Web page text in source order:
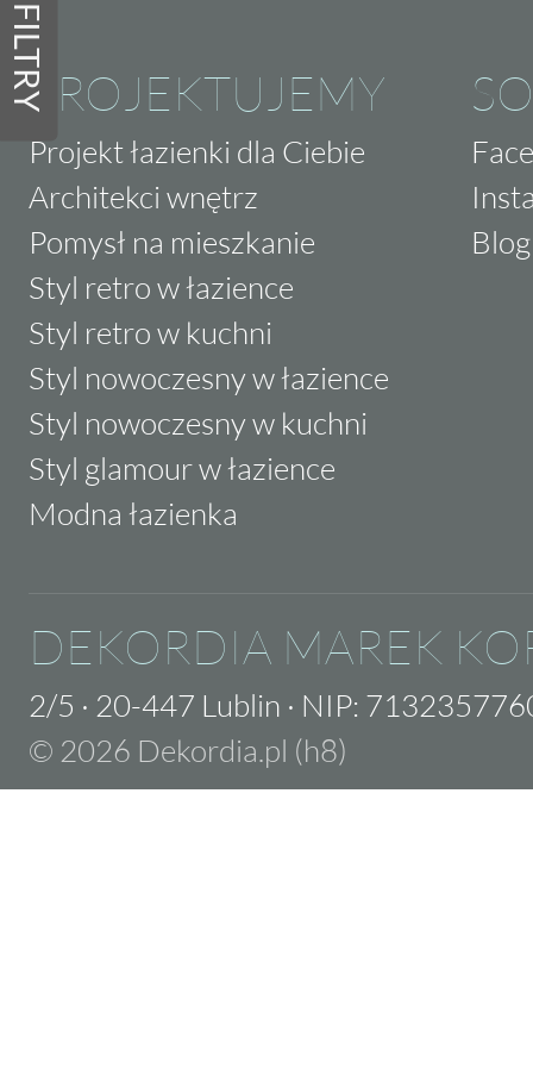
FILTRYPROJEKTUJEMY
Projekt łazienki dla Ciebie
Architekci wnętrz
Pomysł na mieszkanie
Styl retro w łazience
Styl retro w kuchni
Styl nowoczesny w łazience
Styl nowoczesny w kuchni
Styl glamour w łazience
Modna łazienka
Blog
DEKORDIA MAREK
2/5 · 20-447 Lublin · NIP:
© 2026 Dekordia.pl (h8)